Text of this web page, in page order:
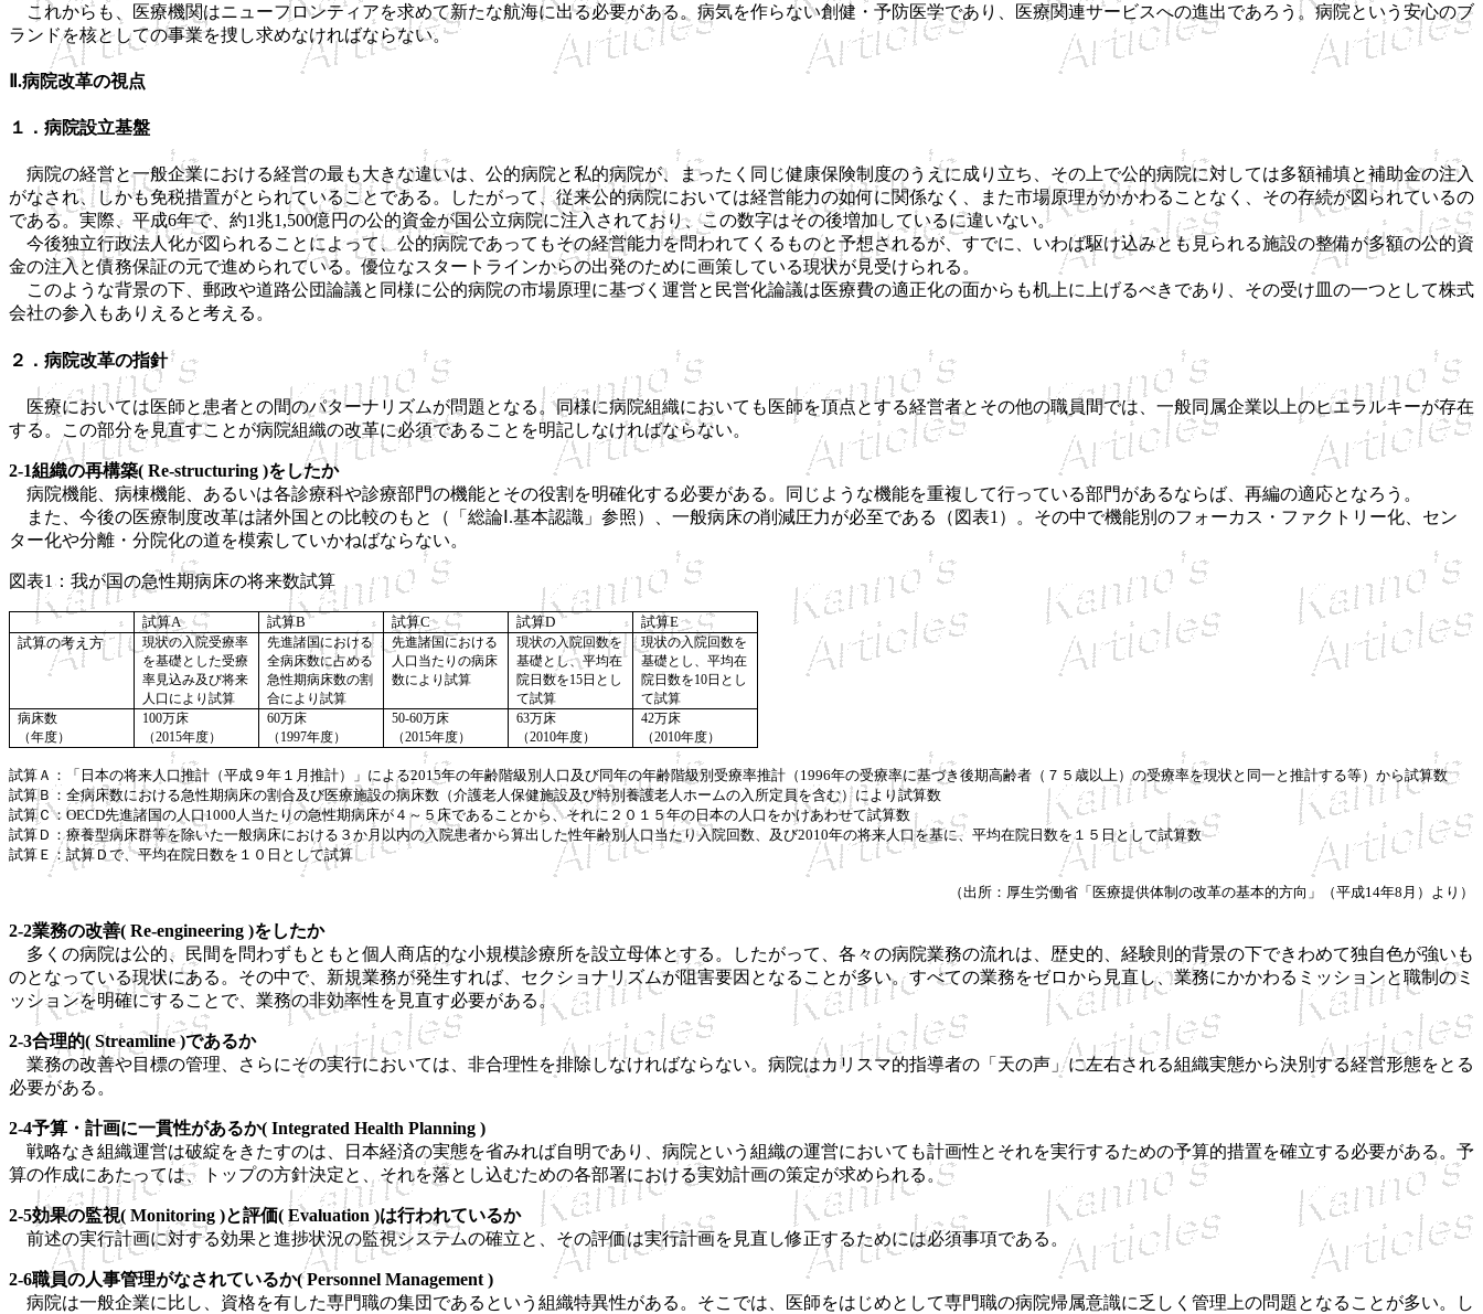
これからも、医療機関はニューフロンティアを求めて新たな航海に出る必要がある。病気を作らない創健・予防医学であり、医療関連サービスへの進出であろう。病院という安心のブ
ランドを核としての事業を捜し求めなければならない。
Ⅱ.病院改革の視点
１．病院設立基盤
病院の経営と一般企業における経営の最も大きな違いは、公的病院と私的病院が、まったく同じ健康保険制度のうえに成り立ち、その上で公的病院に対しては多額補填と補助金の注入
がなされ、しかも免税措置がとられていることである。したがって、従来公的病院においては経営能力の如何に関係なく、また市場原理がかかわることなく、その存続が図られているの
である。実際、平成6年で、約1兆1,500億円の公的資金が国公立病院に注入されており、この数字はその後増加しているに違いない。
今後独立行政法人化が図られることによって、公的病院であってもその経営能力を問われてくるものと予想されるが、すでに、いわば駆け込みとも見られる施設の整備が多額の公的資
金の注入と債務保証の元で進められている。優位なスタートラインからの出発のために画策している現状が見受けられる。
このような背景の下、郵政や道路公団論議と同様に公的病院の市場原理に基づく運営と民営化論議は医療費の適正化の面からも机上に上げるべきであり、その受け皿の一つとして株式
会社の参入もありえると考える。
２．病院改革の指針
医療においては医師と患者との間のパターナリズムが問題となる。同様に病院組織においても医師を頂点とする経営者とその他の職員間では、一般同属企業以上のヒエラルキーが存在
する。この部分を見直すことが病院組織の改革に必須であることを明記しなければならない。
2-1組織の再構築( Re-structuring )をしたか
病院機能、病棟機能、あるいは各診療科や診療部門の機能とその役割を明確化する必要がある。同じような機能を重複して行っている部門があるならば、再編の適応となろう。
また、今後の医療制度改革は諸外国との比較のもと（「総論Ⅰ.基本認識」参照）、一般病床の削減圧力が必至である（図表1）。その中で機能別のフォーカス・ファクトリー化、セン
ター化や分離・分院化の道を模索していかねばならない。
図表1：我が国の急性期病床の将来数試算
試算A 試算B 試算C 試算D 試算E
試算の考え方
現状の入院受療率
を基礎とした受療
率見込み及び将来
人口により試算
先進諸国における
全病床数に占める
急性期病床数の割
合により試算
先進諸国における
人口当たりの病床
数により試算
現状の入院回数を
基礎とし、平均在
院日数を15日とし
て試算
現状の入院回数を
基礎とし、平均在
院日数を10日とし
て試算
病床数
（年度）
100万床
（2015年度）
60万床
（ 1997年度）
50-60万床
（2015年度）
63万床
（2010年度）
42万床
（2010年度）
試算Ａ：「日本の将来人口推計（平成９年１月推計）」による2015年の年齢階級別人口及び同年の年齢階級別受療率推計（1996年の受療率に基づき後期高齢者（７５歳以上）の受療率を現状と同一と推計する等）から試算数
試算Ｂ：全病床数における急性期病床の割合及び医療施設の病床数（介護老人保健施設及び特別養護老人ホームの入所定員を含む）により試算数
試算Ｃ：OECD先進諸国の人口1000人当たりの急性期病床が４～５床であることから、それに２０１５年の日本の人口をかけあわせて試算数
試算Ｄ：療養型病床群等を除いた一般病床における３か月以内の入院患者から算出した性年齢別人口当たり入院回数、及び2010年の将来人口を基に、平均在院日数を１５日として試算数
試算Ｅ：試算Ｄで、平均在院日数を１０日として試算
（出所：厚生労働省「医療提供体制の改革の基本的方向」（平成14年8月）より）
2-2業務の改善( Re-engineering )をしたか
多くの病院は公的、民間を問わずもともと個人商店的な小規模診療所を設立母体とする。したがって、各々の病院業務の流れは、歴史的、経験則的背景の下できわめて独自色が強いも
のとなっている現状にある。その中で、新規業務が発生すれば、セクショナリズムが阻害要因となることが多い。すべての業務をゼロから見直し、業務にかかわるミッションと職制のミ
ッションを明確にすることで、業務の非効率性を見直す必要がある。
2-3合理的( Streamline )であるか
業務の改善や目標の管理、さらにその実行においては、非合理性を排除しなければならない。病院はカリスマ的指導者の「天の声」に左右される組織実態から決別する経営形態をとる
必要がある。
2-4予算・計画に一貫性があるか( Integrated Health Planning )
戦略なき組織運営は破綻をきたすのは、日本経済の実態を省みれば自明であり、病院という組織の運営においても計画性とそれを実行するための予算的措置を確立する必要がある。予
算の作成にあたっては、トップの方針決定と、それを落とし込むための各部署における実効計画の策定が求められる。
2-5効果の監視( Monitoring )と評価( Evaluation )は行われているか
前述の実行計画に対する効果と進捗状況の監視システムの確立と、その評価は実行計画を見直し修正するためには必須事項である。
2-6職員の人事管理がなされているか( Personnel Management )
病院は一般企業に比し、資格を有した専門職の集団であるという組織特異性がある。そこでは、医師をはじめとして専門職の病院帰属意識に乏しく管理上の問題となることが多い。し